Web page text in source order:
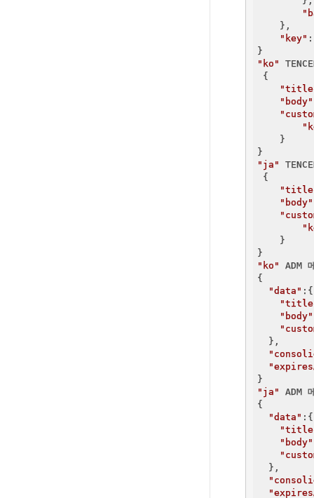
    },
"key"
"ko"
{
"body"
    }
"ja"
{
"body"
    }
"ko"
ADM
{
"data" :{
"body"
  },
"ja"
ADM
{
"data" :{
"body"
  },